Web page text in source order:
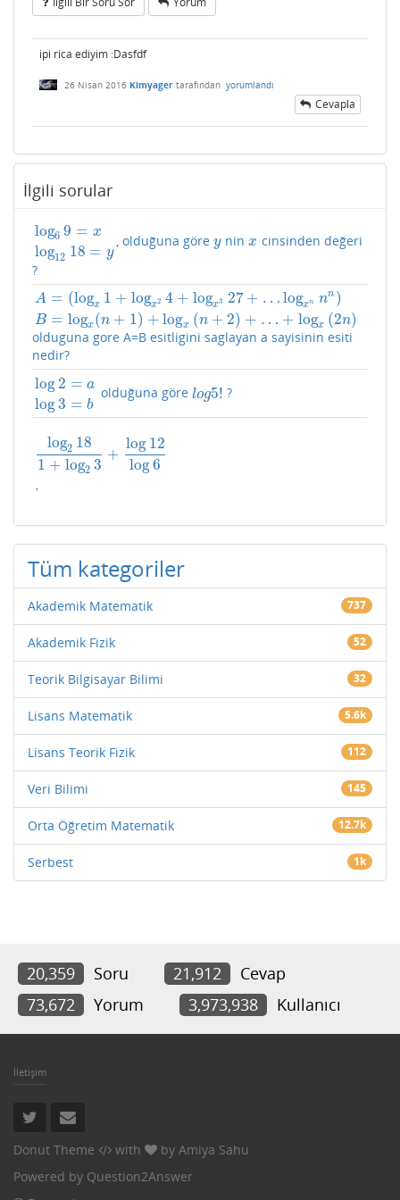
ipi rica ediyim :Dasfdf
26 Nisan 2016 Kimyager tarafından yorumlandı
Cevapla
İlgili sorular
log6 9 = x
log12 18 = y
log69 = x log12 18=y
, olduğuna görey
y ninx
x cinsinden değeri
?
A = (logx 1 + logx2 4 + logx3 27 + …logxn nn )
B = logx(n + 1) + logx (n + 2) + … + logx (2n)
x +log 4 logx3 + …logxn nn B n+1 log (n
olduguna gore A=B esitligini saglayan a sayisinin esiti
nedir?
log2 = a
log3 = b
log2 =a log3 =b
olduğuna göre log5!
log5! ?
log2 18
1 + log2 3
+
log12
log6
.
log 2181+log 3 log12log
Tüm kategoriler
Akademik Matematik 737
Akademik Fizik 52
Teorik Bilgisayar Bilimi 32
Lisans Matematik 5.6k
Lisans Teorik Fizik 112
Veri Bilimi 145
Orta Öğretim Matematik 12.7k
Serbest 1k
20,359 Soru 21,912
Cevap
73,672
Yorum 3,973,938 Kullanıcı
İletişim
Donut Theme with by Amiya Sahu
Powered by Question2Answer